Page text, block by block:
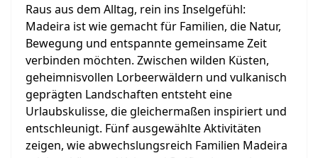
Raus aus dem Alltag, rein ins Inselgefühl:
Madeira ist wie gemacht für Familien, die Natur,
Bewegung und entspannte gemeinsame Zeit
verbinden möchten. Zwischen wilden Küsten,
geheimnisvollen Lorbeerwäldern und vulkanisch
geprägten Landschaften entsteht eine
Urlaubskulisse, die gleichermaßen inspiriert und
entschleunigt. Fünf ausgewählte Aktivitäten
zeigen, wie abwechslungsreich Familien Madeira